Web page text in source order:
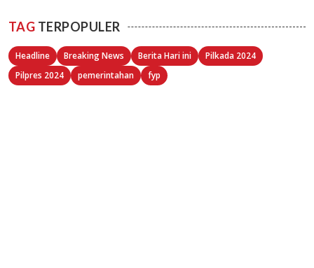
TAG TERPOPULER
Headline Breaking News Berita Hari ini
Pilkada 2024
Pilpres 2024
pemerintahan fyp